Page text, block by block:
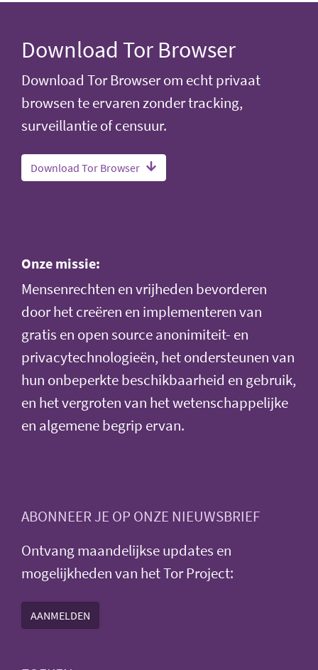
Download Tor Browser
Download Tor Browser om echt privaat
browsen te ervaren zonder tracking,
surveillantie of censuur.
Download Tor Browser
Onze missie:
Mensenrechten en vrijheden bevorderen
door het creëren en implementeren van
gratis en open source anonimiteit- en
privacytechnologieën, het ondersteunen van
hun onbeperkte beschikbaarheid en gebruik,
en het vergroten van het wetenschappelijke
en algemene begrip ervan.
ABONNEER JE OP ONZE NIEUWSBRIEF
Ontvang maandelijkse updates en
mogelijkheden van het Tor Project:
AANMELDEN